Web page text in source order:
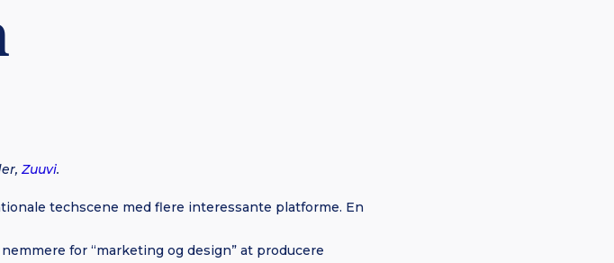
Zuuvi.
techscene med flere interessante platforme. En
for “marketing og design” at producere